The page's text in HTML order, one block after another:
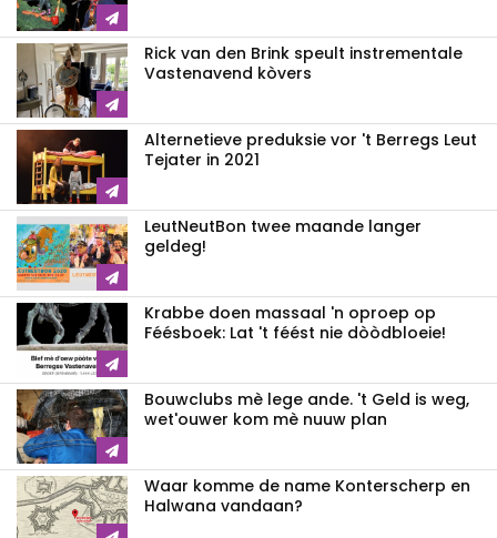
Rick van den Brink speult instrementale
Vastenavend kòvers
Alternetieve preduksie vor 't Berregs Leut
Tejater in 2021
LeutNeutBon twee maande langer
geldeg!
Krabbe doen massaal 'n oproep op
Féésboek: Lat 't féést nie dòòdbloeie!
Bouwclubs mè lege ande. 't Geld is weg,
wet'ouwer kom mè nuuw plan
Waar komme de name Konterscherp en
Halwana vandaan?